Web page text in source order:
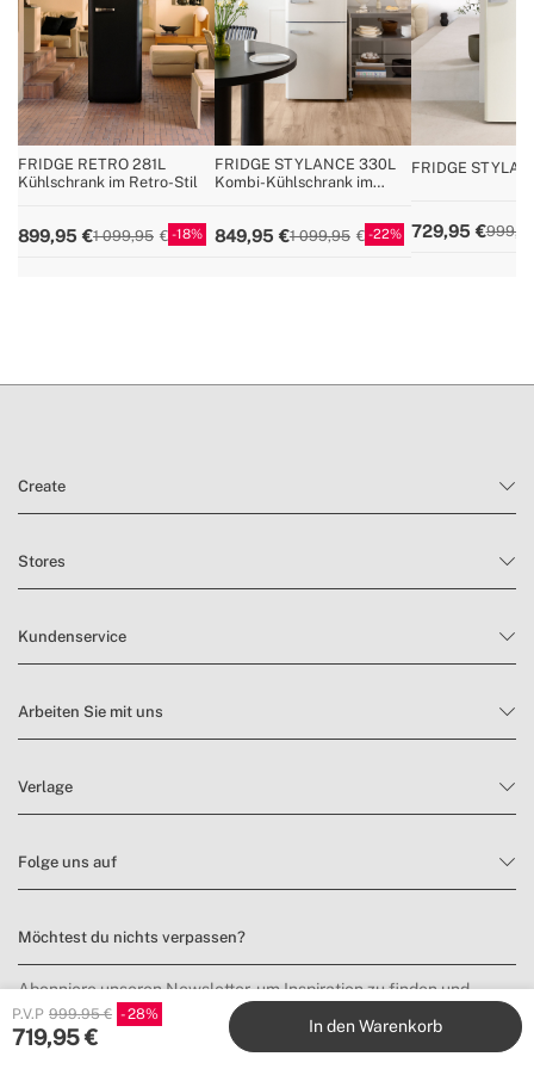
719,95€
P.V.P 999.95 € 28
In den Warenkorb
» Kühlmittel / Füllmenge R600a / 58g
» Druck-/Temperaturregler
» No Frost Nein
» Reversibel zu öffnende Tür
» Gesamtkapazität 244L
FRIDGE RETRO 281L
Kühlschrank im Retro-Stil
899,95 1 099,95 18
FRIDGE STYLANCE 330L
Kombi-Kühlschrank im
849,95 1 099,95 22
FRIDGE
729,95
Create
Stores
Kundenservice
Arbeiten Sie mit uns
Verlage
Folge uns auf
Möchtest du nichts verpassen?
Abonniere unseren Newsletter, um Inspiration zu finden und
Neuheiten sowie Angebote zu entdecken.